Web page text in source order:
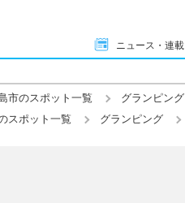
ニュース・連載
市のスポット一覧 グランピング
スポット一覧 グランピング